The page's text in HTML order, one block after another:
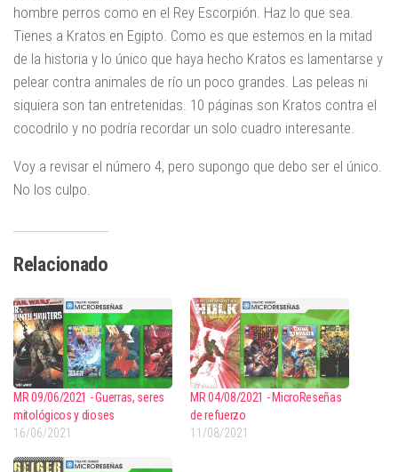
hombre perros como en el Rey Escorpión. Haz lo que sea.
Tienes a Kratos en Egipto. Como es que estemos en la mitad
de la historia y lo único que haya hecho Kratos es lamentarse y
pelear contra animales de río un poco grandes. Las peleas ni
siquiera son tan entretenidas. 10 páginas son Kratos contra el
cocodrilo y no podría recordar un solo cuadro interesante.
Voy a revisar el número 4, pero supongo que debo ser el único.
No los culpo.
Relacionado
MR 09/06/2021 - Guerras, seres
mitológicos y dioses
16/06/2021
MR 04/08/2021 - MicroReseñas
de refuerzo
11/08/2021